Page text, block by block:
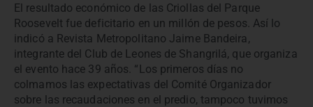
El resultado económico de las Criollas del Parque
Roosevelt fue deficitario en un millón de pesos. Así lo
indicó a Revista Metropolitano Jaime Bandeira,
integrante del Club de Leones de Shangrilá, que organiza
el evento hace 39 años. “Los primeros días no
colmamos las expectativas del Comité Organizador
sobre las recaudaciones en el predio, tampoco tuvimos